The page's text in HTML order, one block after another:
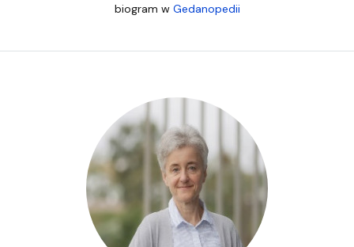
biogram w Gedanopedii